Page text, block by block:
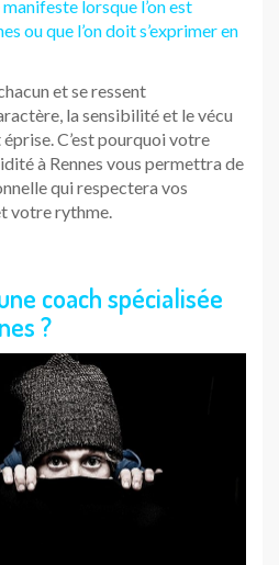
lorsque l’on est
ou que l’on doit s’exprimer en
et se ressent
la sensibilité et le vécu
C’est pourquoi votre
à Rennes vous permettra de
qui respectera vos
votre rythme.
coach spécialisée
?